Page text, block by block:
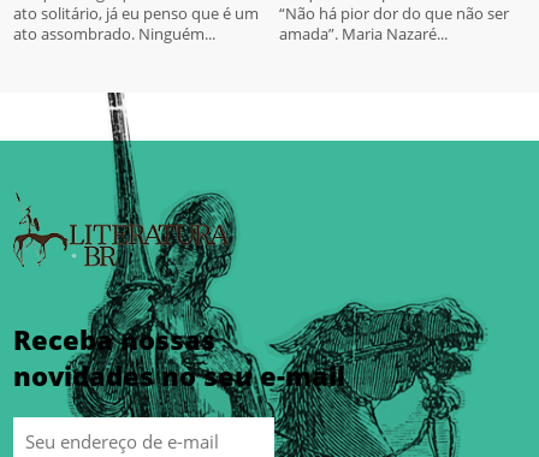
ato solitário, já eu penso que é um
ato assombrado. Ninguém...
“Não há pior dor do que não ser
amada”. Maria Nazaré...
Receba nossas
novidades no seu e-mail